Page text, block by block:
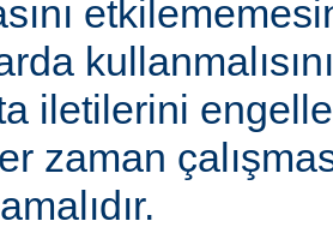
iletilerini
zaman